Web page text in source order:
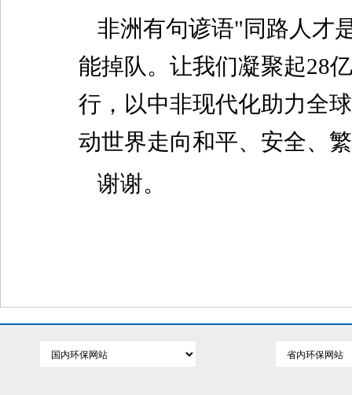
非洲有句谚语"同路人才
能掉队。让我们凝聚起28
行，以中非现代化助力全
动世界走向和平、安全、
谢谢。